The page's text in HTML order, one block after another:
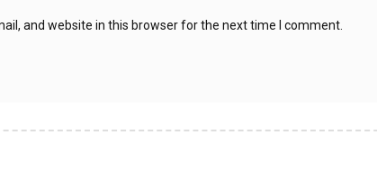
and website in this browser for the next time I comment.